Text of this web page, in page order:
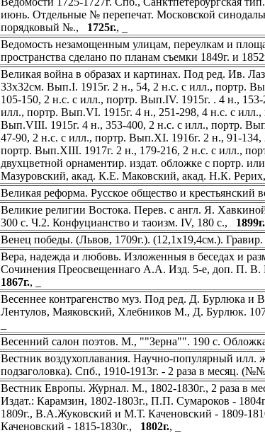
июнь. Отдельные № перепечат. Московской
порядковый №., 1725г., _
Ведомость незамощенным улицам, переулкам и
пространства сделано по планам съемки 1849г. и
Великая война в образах и картинах. Под ред. Ив.
33х32см. Вып.I. 1915г. 2 н., 54, 2 н.с. с илл., портр.
105-150, 2 н.с. с илл., портр. Вып.IV. 1915г. . 4 н.,
илл., портр. Вып.VI. 1915г. 4 н., 251-298, 4 н.с. с
Вып.VIII. 1915г. 4 н., 353-400, 2 н.с. с илл., портр.
47-90, 2 н.с. с илл., портр. Вып.XI. 1916г. 2 н., 91-
портр. Вып.XIII. 1917г. 2 н., 179-216, 2 н.с. с илл.,
двухцветной орнаментир. издат. обложке с портр.
Мазуровский, акад. К.Е. Маковский, акад. Н.К.
Великая реформа. Русское общество и
Великие религии Востока. Перев. с англ. Я.
300 с. Ч.2. Конфуцианство и таоизм. IV, 180 с., 1899г.
Венец победы. (Львов, 1709г.). (12,1х19,4см.). Гравир.
Вера, надежда и любовь. Изложенныя в беседах и
Сочинения Преосвещеннаго А.А. Изд. 5-е, доп. П. В.
1867г., _
Весеннее контрагенство муз. Под ред. Д. Бурлюка
Лентулов, Маяковский, Хлебников М., Д. Бурлюк.
Весенний салон поэтов. М., ""Зерна"". 190 с.
Вестник воздухоплавания. Научно-популярный илл.
подзаголовка). Спб., 1910-1913г. - 2 раза в месяц.
Вестник Европы. Журнал. М., 1802-1830г., 2 раза в
Издат.: Карамзин, 1802-1803г., П.П. Сумароков -
1809г., В.А.Жуковский и М.Т. Каченовский - 1809-
Каченовский - 1815-1830г., 1802г., _